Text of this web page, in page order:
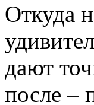
Откуда
дают
после –